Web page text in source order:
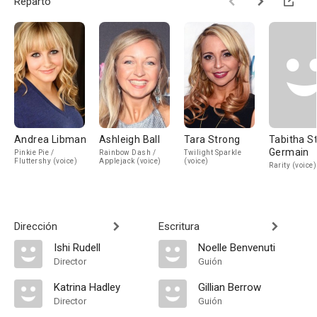
Andrea Libman
Pinkie Pie /
Fluttershy (voice)
Ashleigh Ball
Rainbow Dash /
Applejack (voice)
Tara Strong
Twilight Sparkle
(voice)
Tabitha
Germain
Rarity (voice)
Dirección
Ishi Rudell
Director
Katrina Hadley
Director
Escritura
Noelle Benvenuti
Guión
Gillian Berrow
Guión